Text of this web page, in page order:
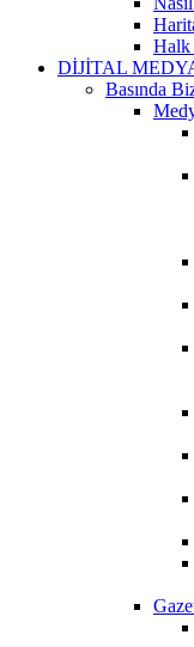
Halk
DİJİTAL
Basında